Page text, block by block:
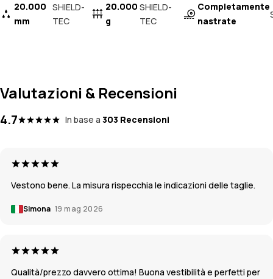
20.000
mm
SHIELD-
TEC
20.000
g
SHIELD-
TEC
Completamente
nastrate
Valutazioni & Recensioni
4.7 In base a 303 Recensioni
Vestono bene. La misura rispecchia le indicazioni delle taglie.
Simona 19 mag 2026
Qualità/prezzo davvero ottima! Buona vestibilità e perfetti per